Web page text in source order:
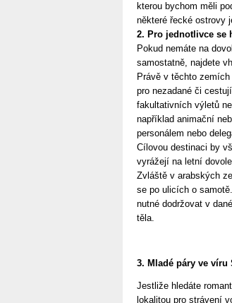
kterou bychom měli
některé řecké ostrovy
2. Pro jednotlivce se
Pokud nemáte na
samostatně, najdete
Právě v těchto
pro nezadané či
fakultativních výletů
například animační
personálem nebo
Cílovou destinaci by
vyrážejí na letní
Zvláště v arabských
se po ulicích o
nutné dodržovat v
těla.
3. Mladé páry ve víru
Jestliže hledáte
lokalitou pro strávení